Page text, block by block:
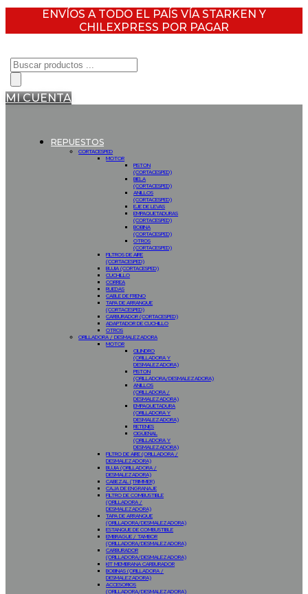
ENVÍOS A TODO EL PAÍS VÍA STARKEN Y
CHILEXPRESS POR PAGAR
Búsqueda
de
productos
MI CUENTA
REPUESTOS
CORTACESPED
MOTOR
PISTON
(CORTACESPED)
BIELA
(CORTACESPED)
ANILLOS
(CORTACESPED)
EJE DE LEVAS
EMPAQUETADURAS
(CORTACESPED)
BOBINA
(CORTACESPED)
OTROS
(CORTACESPED)
FILTROS DE AIRE
(CORTACESPED)
BUJIA (CORTACESPED)
CUCHILLO
CORREA
RUEDAS
CABLE DE FRENO
TAPA DE ARRANQUE
(CORTACESPED)
CARBURADOR (CORTACESPED)
ADAPTADOR DE CUCHILLO
OTROS
ORILLADORA / DESMALEZADORA
MOTOR
CILINDRO
(ORILLADORA Y
DESMALEZADORA)
PISTON
(ORILLADORA/DESMALEZADORA)
ANILLOS
(ORILLADORA /
DESMALEZADORA)
EMPAQUETADURA
(ORILLADORA Y
DESMALEZADORA)
RETENES
CIGÜEÑAL
(ORILLADORA Y
DESMALEZADORA)
FILTRO DE AIRE (ORILLADORA /
DESMALEZADORA)
BUJIA (ORILLADORA /
DESMALEZADORA)
CABEZAL (TRIMMER)
CAJA DE ENGRANAJE
FILTRO DE COMBUSTIBLE
(ORILLADORA /
DESMALEZADORA)
TAPA DE ARRANQUE
(ORILLADORA/DESMALEZADORA)
ESTANQUE DE COMBUSTIBLE
EMBRAGUE / TAMBOR
(ORILLADORA/DESMALEZADORA)
CARBURADOR
(ORILLADORA/DESMALEZADORA)
KIT MEMBRANA CARBURADOR
BOBINAS (ORILLADORA /
DESMALEZADORA)
ACCESORIOS
(ORILLADORA/DESMALEZADORA)